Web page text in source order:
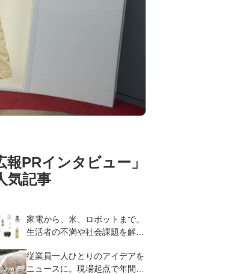
報PRインタビュー 」
気記事
家電から、米、ロボットまで。
生活者の不満や社会課題を解決
スオーヤマ株式会社
従業員一人ひとりのアイデアを
ニュースに。現場起点で年間